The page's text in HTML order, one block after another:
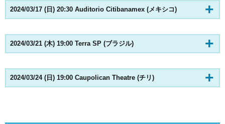
2024/03/17 (日) 20:30 Auditorio Citibanamex (メキシコ)
2024/03/21 (木) 19:00 Terra SP (ブラジル)
2024/03/24 (日) 19:00 Caupolican Theatre (チリ)